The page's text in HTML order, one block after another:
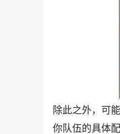
除此之外，可
你队伍的具体